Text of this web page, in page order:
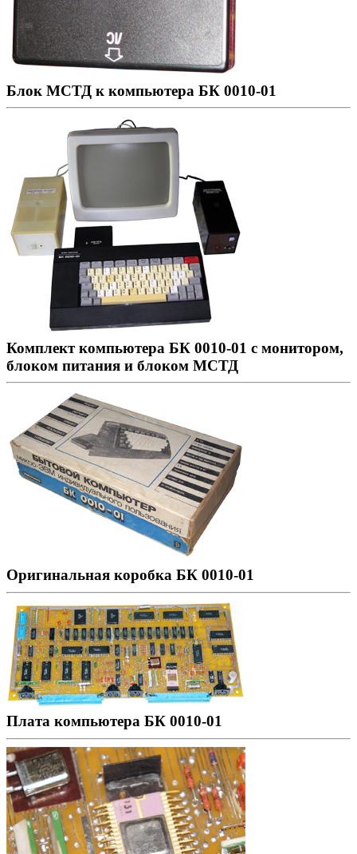
Блок МСТД к компьютера БК 0010-01
Комплект компьютера БК 0010-01 с монитором,
блоком питания и блоком МСТД
Оригинальная коробка БК 0010-01
Плата компьютера БК 0010-01